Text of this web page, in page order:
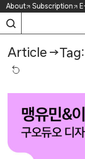
Skip
content
About Subscription
Article →